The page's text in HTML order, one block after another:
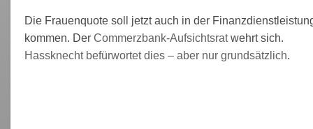
Die Frauenquote soll jetzt auch in der
kommen. DerCommerzbank-Aufsichtsratwehrt sich.
Hassknecht befürwortet dies – aber nur grundsätzlich.